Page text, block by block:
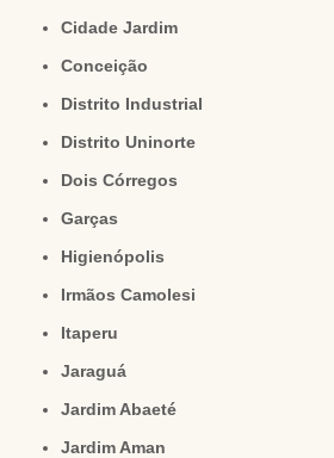
Cidade Jardim
Conceição
Distrito Industrial
Distrito Uninorte
Dois Córregos
Garças
Higienópolis
Irmãos Camolesi
Itaperu
Jaraguá
Jardim Abaeté
Jardim Aman